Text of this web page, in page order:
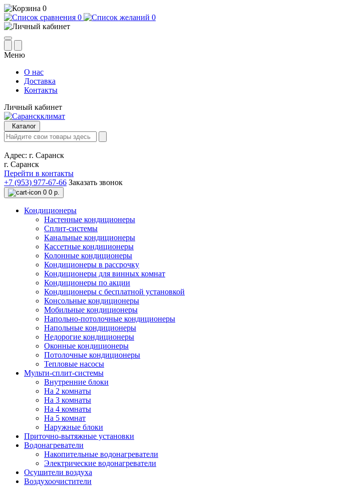
0
0
0
Меню
О нас
Доставка
Контакты
Личный кабинет
Каталог
Адрес: г. Саранск
г. Саранск
Перейти в контакты
+7 (953) 977-67-66 Заказать звонок
0 0 р.
Кондиционеры
Настенные кондиционеры
Сплит-системы
Канальные кондиционеры
Кассетные кондиционеры
Колонные кондиционеры
Кондиционеры в рассрочку
Кондиционеры для винных комнат
Кондиционеры по акции
Кондиционеры с бесплатной установкой
Консольные кондиционеры
Мобильные кондиционеры
Напольно-потолочные кондиционеры
Напольные кондиционеры
Недорогие кондиционеры
Оконные кондиционеры
Потолочные кондиционеры
Тепловые насосы
Мульти-сплит-системы
Внутренние блоки
На 2 комнаты
На 3 комнаты
На 4 комнаты
На 5 комнат
Наружные блоки
Приточно-вытяжные установки
Водонагреватели
Накопительные водонагреватели
Электрические водонагреватели
Осушители воздуха
Воздухоочистители